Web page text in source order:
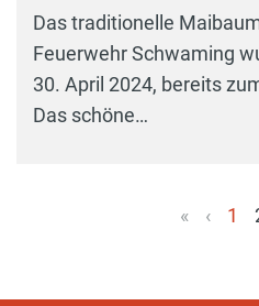
Das traditionelle
Feuerwehr Schwaming
30. April 2024, bereits
Das schöne…
« ‹
1